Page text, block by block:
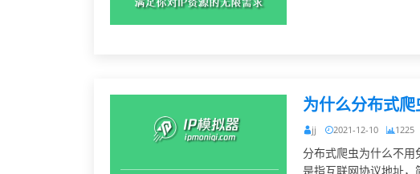
为什么分布式爬
jj 2021-12-10 1225
分布式爬虫为什么不
是指互联网协议地址，